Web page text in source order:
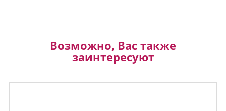
Возможно, Вас также
заинтересуют